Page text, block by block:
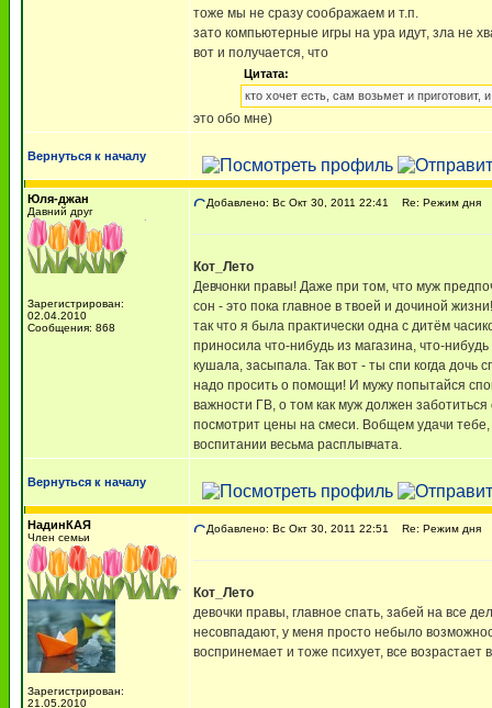
тоже мы не сразу соображаем и т.п.
зато компьютерные игры на ура идут, зла не
вот и получается, что
Цитата:
кто хочет есть, сам возьмет и приготовит,
это обо мне)
Вернуться к началу
Юля-джан
Давний друг
Зарегистрирован:
02.04.2010
Сообщения: 868
Добавлено: Вс Окт 30, 2011 22:41 Re: Режим дня
Кот_Лето
Девчонки правы! Даже при том, что муж
сон - это пока главное в твоей и дочиной
так что я была практически одна с дитём
приносила что-нибудь из магазина, что-
кушала, засыпала. Так вот - ты спи когда
надо просить о помощи! И мужу попытайся
важности ГВ, о том как муж должен
посмотрит цены на смеси. Вобщем удачи
воспитании весьма расплывчата.
Вернуться к началу
НадинКАЯ
Член семьи
Зарегистрирован:
21.05.2010
Добавлено: Вс Окт 30, 2011 22:51 Re: Режим дня
Кот_Лето
девочки правы, главное спать, забей на все
несовпадают, у меня просто небыло
воспринемает и тоже психует, все